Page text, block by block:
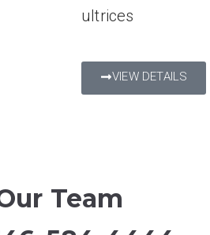
ultrices
VIEW DETAILS
Team